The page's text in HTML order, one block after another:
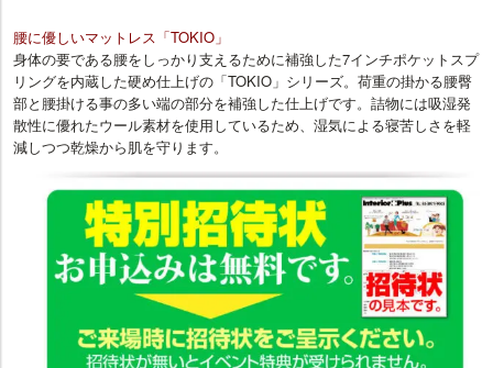
腰に優しいマットレス「TOKIO」
身体の要である腰をしっかり支えるために補強した7インチポケットスプ
リングを内蔵した硬め仕上げの「TOKIO」シリーズ。荷重の掛かる腰臀
部と腰掛ける事の多い端の部分を補強した仕上げです。詰物には吸湿発
散性に優れたウール素材を使用しているため、湿気による寝苦しさを軽
減しつつ乾燥から肌を守ります。